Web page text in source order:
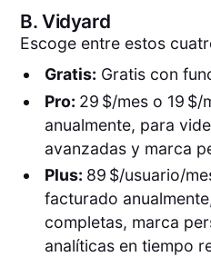
B.Vidyard
Escoge entre estos
Gratis: Gratis con
Pro: 29 $/mes o 19 $/
anualmente, para
avanzadas y marca
Plus: 89 $/usuario/
facturado
completas, marca
analíticas en tiempo